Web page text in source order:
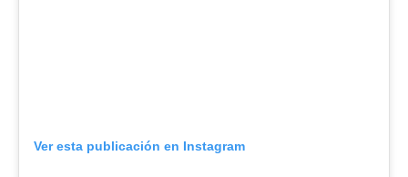
Ver esta publicación en Instagram